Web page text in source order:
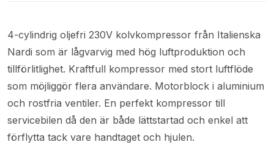
4-cylindrig oljefri 230V kolvkompressor från Italienska
Nardi som är lågvarvig med hög luftproduktion och
tillförlitlighet. Kraftfull kompressor med stort luftflöde
som möjliggör flera användare. Motorblock i aluminium
och rostfria ventiler. En perfekt kompressor till
servicebilen då den är både lättstartad och enkel att
förflytta tack vare handtaget och hjulen.